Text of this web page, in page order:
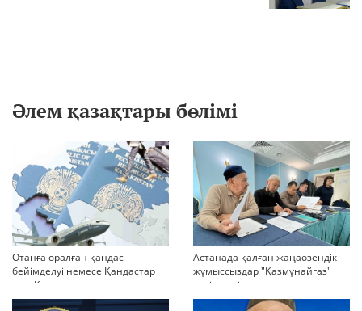
Әлем қазақтары бөлімі
Отанға оралған қандас
бейімделуі немесе Қандастар
мен Қазақстандағы
мигранттарды ақпараттық
Астанада қалған жаңаөзендік
жұмыссыздар "Қазмұнайгаз"
келіссөзді тоқтатып тастады
дейді